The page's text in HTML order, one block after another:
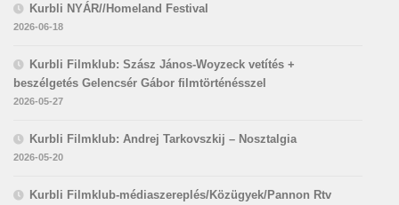
Kurbli NYÁR//Homeland Festival
2026-06-18
Kurbli Filmklub: Szász János-Woyzeck vetítés +
beszélgetés Gelencsér Gábor filmtörténésszel
2026-05-27
Kurbli Filmklub: Andrej Tarkovszkij – Nosztalgia
2026-05-20
Kurbli Filmklub-médiaszereplés/Közügyek/Pannon Rtv